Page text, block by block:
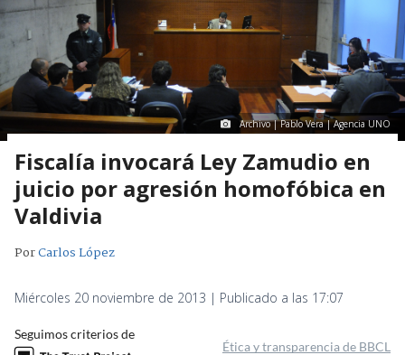
Archivo | Pablo Vera | Agencia UNO
Fiscalía invocará Ley Zamudio en
juicio por agresión homofóbica en
Valdivia
PorCarlos López
Miércoles 20 noviembre de 2013 | Publicado a las 17:07
Seguimos criterios de
Ética y transparencia de BBCL